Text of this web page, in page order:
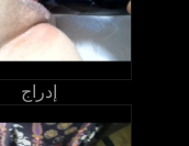
إدراج